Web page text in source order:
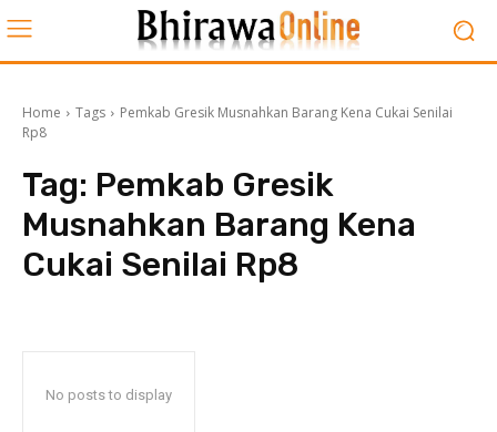
Home Tags
Pemkab Gresik Musnahkan Barang Kena Cukai Senilai
Rp8
Tag: Pemkab Gresik
Musnahkan Barang Kena
Cukai Senilai Rp8
No posts to display